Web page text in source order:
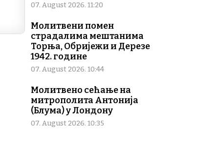
07. August 2026. 11:20
Молитвени помен
страдалима мештанима
Торња, Обријежи и Дерезе
1942. године
07. August 2026. 10:44
Молитвено сећање на
митрополита Антонија
(Блума) у Лондону
07. August 2026. 10:35